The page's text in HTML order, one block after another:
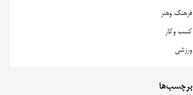
فرهنگ وهنر
کسب وکار
ورزشی
برچسب‌ها